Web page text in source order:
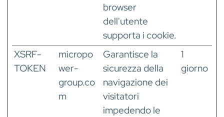
browser
dell'utente
supporta i cookie.
XSRF-
TOKEN
micropo
wer-
group.co
m
Garantisce la
sicurezza della
navigazione dei
visitatori
impedendo le
1
giorno